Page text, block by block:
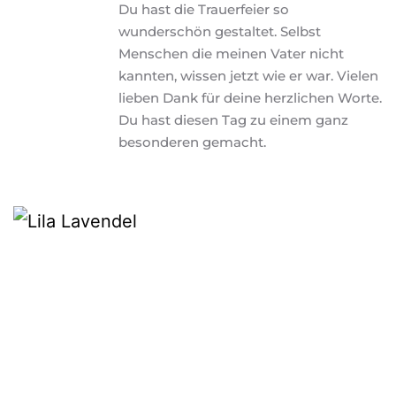
Du hast die Trauerfeier so
wunderschön gestaltet. Selbst
Menschen die meinen Vater nicht
kannten, wissen jetzt wie er war. Vielen
lieben Dank für deine herzlichen Worte.
Du hast diesen Tag zu einem ganz
besonderen gemacht.